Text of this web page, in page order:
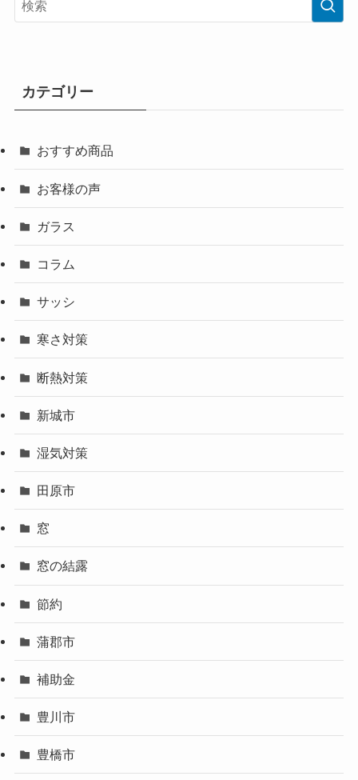
カテゴリー
おすすめ商品
お客様の声
ガラス
コラム
サッシ
寒さ対策
断熱対策
新城市
湿気対策
田原市
窓
窓の結露
節約
蒲郡市
補助金
豊川市
豊橋市